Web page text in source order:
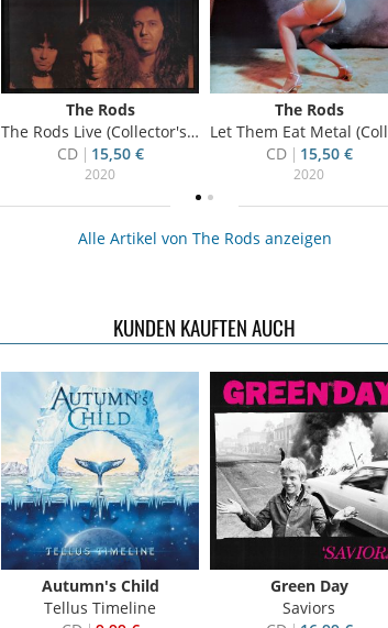
The Rods
The Rods Live (Collector's Edition)
CD
15,50 €
2020
The Rods
Let Them Eat Metal (Collector's Edition)
CD
15,50 €
2020
Alle Artikel von The Rods anzeigen
KUNDEN KAUFTEN AUCH
Autumn's Child
Tellus Timeline
Green Day
Saviors